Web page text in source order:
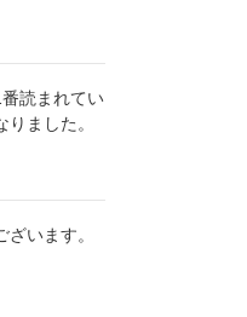
読まれてい
ました。
います。